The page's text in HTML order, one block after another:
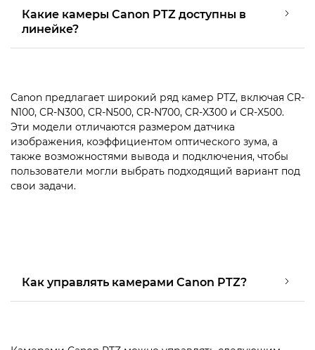
Какие камеры Canon PTZ доступны в
линейке?
Canon предлагает широкий ряд камер PTZ, включая CR-
N100, CR-N300, CR-N500, CR-N700, CR-X300 и CR-X500.
Эти модели отличаются размером датчика
изображения, коэффициентом оптического зума, а
также возможностями вывода и подключения, чтобы
пользователи могли выбрать подходящий вариант под
свои задачи.
Как управлять камерами Canon PTZ?